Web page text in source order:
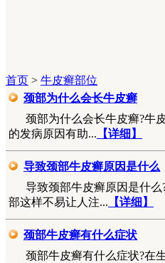
首页 > 牛皮癣部位
颈部为什么会长牛皮癣
颈部为什么会长牛皮癣?牛
的发病原因有助... 【详细】
导致颈部牛皮癣原因是什么
导致颈部牛皮癣原因是什
部这样不易让人注... 【详细】
颈部牛皮癣有什么症状
颈部牛皮癣有什么症状?在